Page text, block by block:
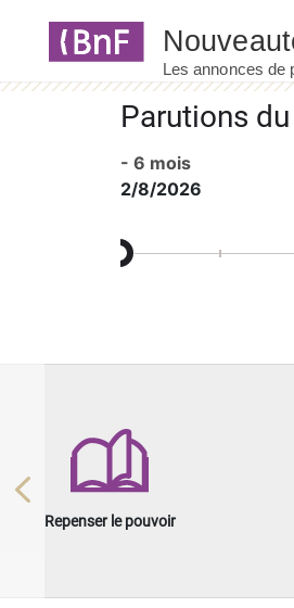
Parutions
- 6 mois
2/8/2026
Repenser le pouvoir
Previous